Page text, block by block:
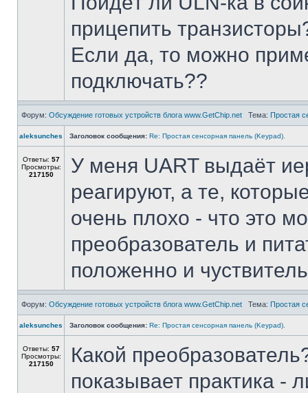
прицепить
Если да, то можно
подключать??
Форум: Обсуждение готовых устройств блога www.GetChip.net Тема: Простая
aleksunches Заголовок сообщения: Re: Простая сенсорная панель (Keypad).
Ответы: 57
Просмотры:
217150
У меня UART выдаёт
реагируют, а те,
очень плохо - что это
преобразователь и
положенно и
Форум: Обсуждение готовых устройств блога www.GetChip.net Тема: Простая
aleksunches Заголовок сообщения: Re: Простая сенсорная панель (Keypad).
Ответы: 57
Просмотры:
217150
Какой
показывает практика -